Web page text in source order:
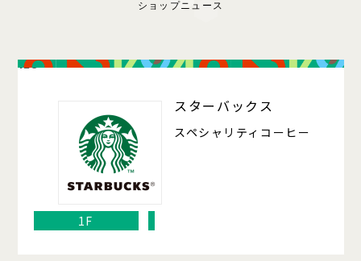
ショップニュース
128
スターバックス
スペシャリティコーヒー
1F